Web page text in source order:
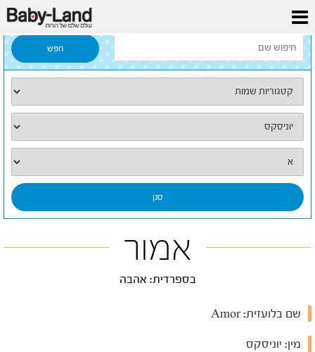
דף הבית
אמור
בספרדית: אהבה
שם בלועזית:
מין: יוניסקס